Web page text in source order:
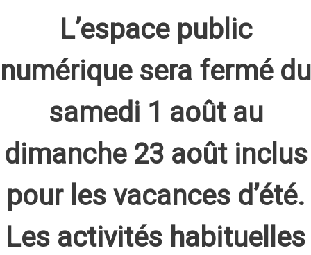
L’espace public
numérique sera fermé du
samedi 1 août au
dimanche 23 août inclus
pour les vacances d’été.
Les activités habituelles